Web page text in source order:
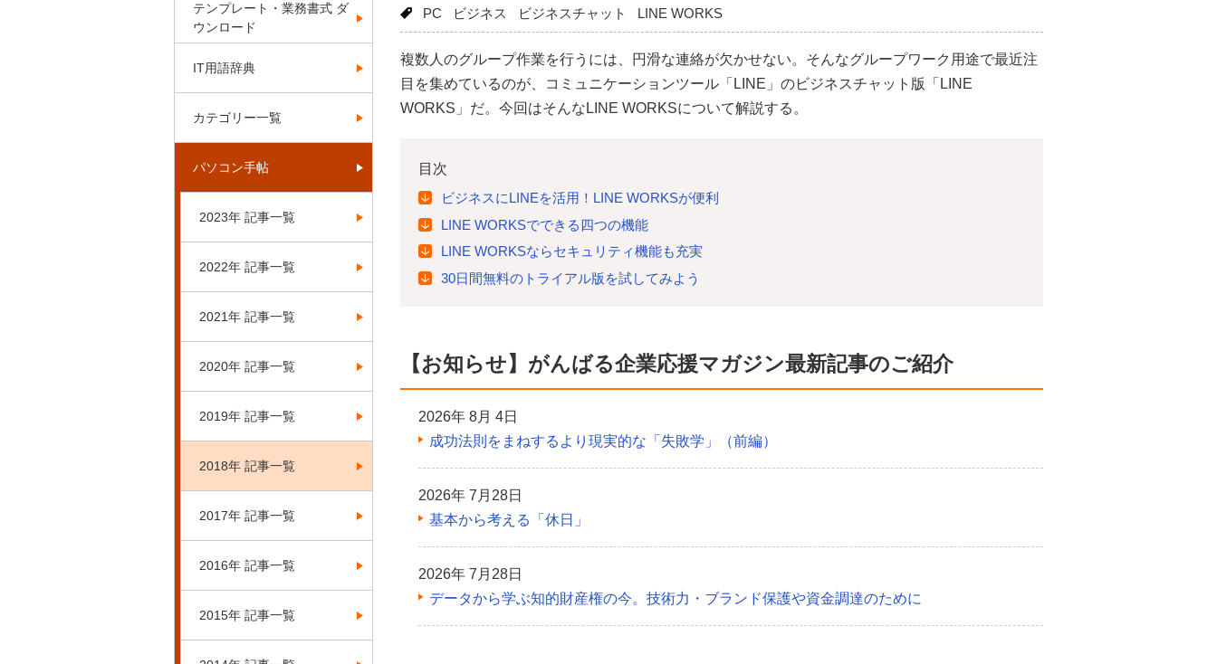
PC ビジネス ビジネスチャット LINE WORKS
複数人のグループ作業を行うには、円滑な連絡が欠かせない。そんなグループワーク用途で最近注
目を集めているのが、コミュニケーションツール「LINE」のビジネスチャット版「LINE
WORKS」だ。今回はそんなLINE WORKSについて解説する。
目次
ビジネスにLINEを活用！LINE WORKSが便利
LINE WORKSでできる四つの機能
LINE WORKSならセキュリティ機能も充実
30日間無料のトライアル版を試してみよう
【お知らせ】がんばる企業応援マガジン最新記事のご紹介
2026年 8月 4日
成功法則をまねするより現実的な「失敗学」（前編）
2026年 7月28日
基本から考える「休日」
2026年 7月28日
データから学ぶ知的財産権の今。技術力・ブランド保護や資金調達のために
テンプレート・業務書式 ダ
ウンロード
IT用語辞典
カテゴリー一覧
パソコン手帖
2023年 記事一覧
2022年 記事一覧
2021年 記事一覧
2020年 記事一覧
2019年 記事一覧
2018年 記事一覧
2017年 記事一覧
2016年 記事一覧
2015年 記事一覧